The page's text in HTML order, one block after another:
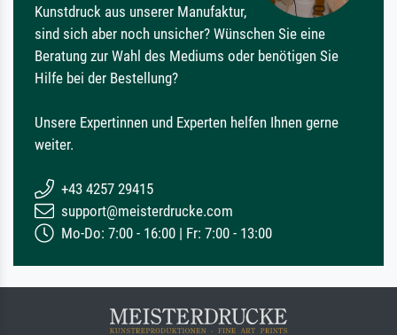
Kunstdruck aus unserer Manufaktur,
sind sich aber noch unsicher? Wünschen Sie eine
Beratung zur Wahl des Mediums oder benötigen Sie
Hilfe bei der Bestellung?
Unsere Expertinnen und Experten helfen Ihnen gerne
weiter.
+43 4257 29415
support@meisterdrucke.com
Mo-Do: 7:00 - 16:00 | Fr: 7:00 - 13:00